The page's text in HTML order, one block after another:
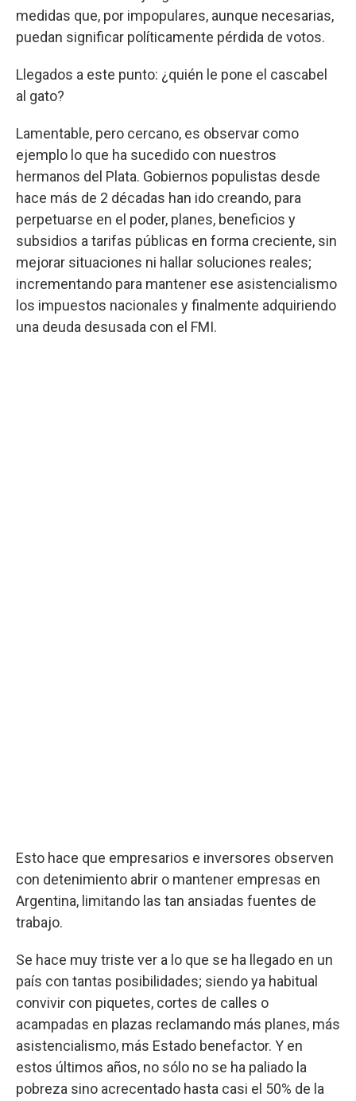
medidas que, por impopulares, aunque necesarias,
puedan significar políticamente pérdida de votos.
Llegados a este punto: ¿quién le pone el cascabel
al gato?
Lamentable, pero cercano, es observar como
ejemplo lo que ha sucedido con nuestros
hermanos del Plata. Gobiernos populistas desde
hace más de 2 décadas han ido creando, para
perpetuarse en el poder, planes, beneficios y
subsidios a tarifas públicas en forma creciente, sin
mejorar situaciones ni hallar soluciones reales;
incrementando para mantener ese asistencialismo
los impuestos nacionales y finalmente adquiriendo
una deuda desusada con el FMI.
Esto hace que empresarios e inversores observen
con detenimiento abrir o mantener empresas en
Argentina, limitando las tan ansiadas fuentes de
trabajo.
Se hace muy triste ver a lo que se ha llegado en un
país con tantas posibilidades; siendo ya habitual
convivir con piquetes, cortes de calles o
acampadas en plazas reclamando más planes, más
asistencialismo, más Estado benefactor. Y en
estos últimos años, no sólo no se ha paliado la
pobreza sino acrecentado hasta casi el 50% de la